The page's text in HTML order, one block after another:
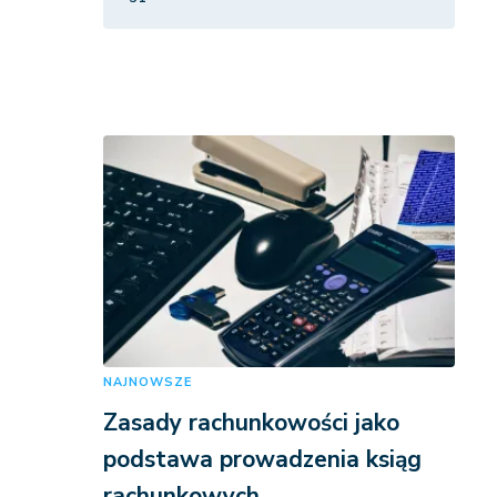
NAJNOWSZE
Zasady rachunkowości jako
podstawa prowadzenia ksiąg